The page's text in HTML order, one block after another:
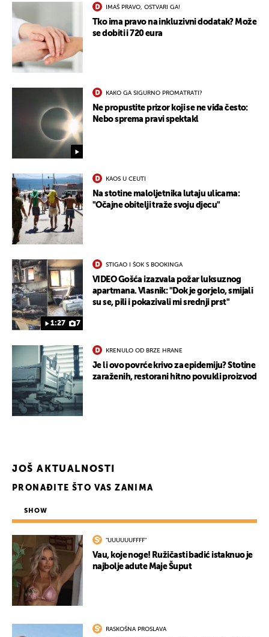
IMAŠ PRAVO, OSTVARI GA!
Tko ima pravo na inkluzivni dodatak? Može
se dobiti i 720 eura
KAKO GA SIGURNO PROMATRATI?
Ne propustite prizor koji se ne viđa često:
Nebo sprema pravi spektakl
KAOS U CEUTI
Na stotine maloljetnika lutaju ulicama:
"Očajne obitelji traže svoju djecu"
1:27 7
STIGAO I ŠOK S BOOKINGA
VIDEO Gošća izazvala požar luksuznog
apartmana. Vlasnik: "Dok je gorjelo, smijali
su se, pili i pokazivali mi srednji prst"
KRENULO OD BRZE HRANE
Je li ovo povrće krivo za epidemiju? Stotine
zaraženih, restorani hitno povukli proizvod
JOŠ AKTUALNOSTI
PRONAĐITE ŠTO VAS ZANIMA
SHOW
"UUUUUUFFFF"
Vau, koje noge! Ružičasti badić istaknuo je
najbolje adute Maje Šuput
RASKOŠNA PROSLAVA